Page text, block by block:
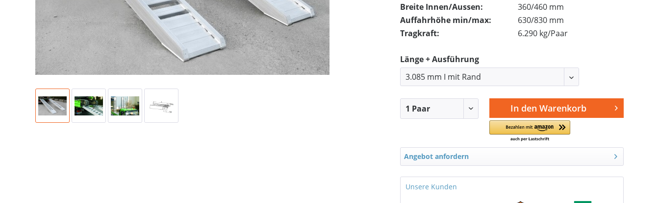
Breite Innen/Aussen:
360/460 mm
Auffahrhöhe min/max:
630/830 mm
Tragkraft:
6.290 kg/Paar
Länge + Ausführung
In den Warenkorb
Angebot anfordern
Unsere Kunden